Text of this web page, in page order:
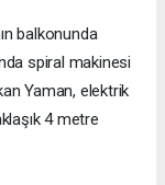
balkonunda
spiral makinesi
Yaman, elektrik
4 metre